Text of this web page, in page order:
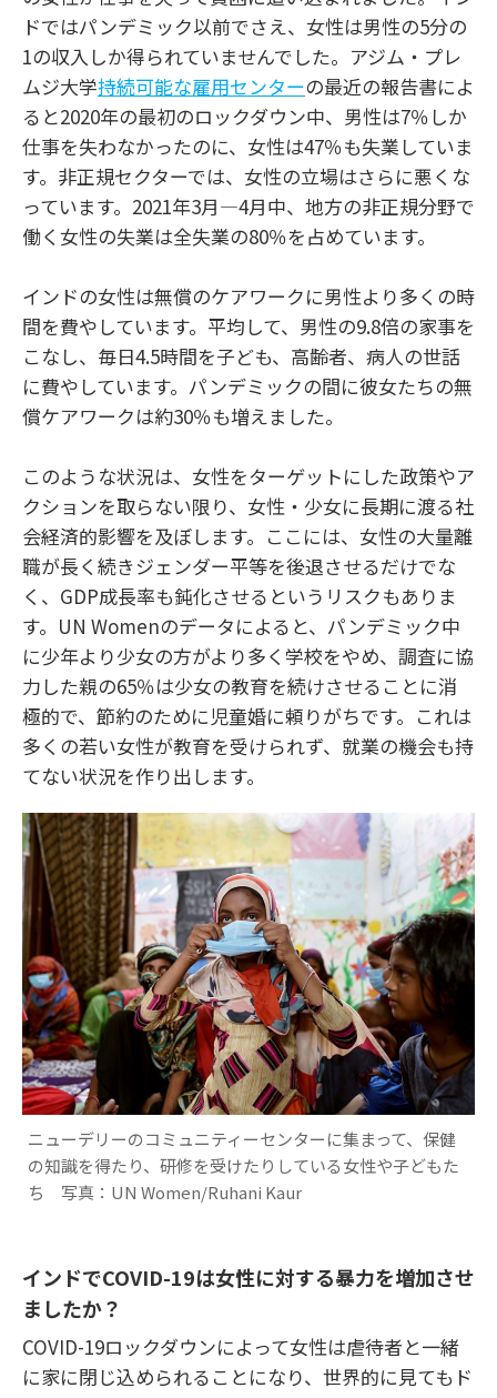
ドではパンデミック以前でさえ、女性は男性の5分の
1の収入しか得られていませんでした。アジム・プレ
ムジ大学持続可能な雇用センターの最近の報告書によ
ると2020年の最初のロックダウン中、男性は7％しか
仕事を失わなかったのに、女性は47％も失業していま
す。非正規セクターでは、女性の立場はさらに悪くな
っています。2021年3月―4月中、地方の非正規分野で
働く女性の失業は全失業の80％を占めています。
インドの女性は無償のケアワークに男性より多くの時
間を費やしています。平均して、男性の9.8倍の家事を
こなし、毎日4.5時間を子ども、高齢者、病人の世話
に費やしています。パンデミックの間に彼女たちの無
償ケアワークは約30％も増えました。
このような状況は、女性をターゲットにした政策やア
クションを取らない限り、女性・少女に長期に渡る社
会経済的影響を及ぼします。ここには、女性の大量離
職が長く続きジェンダー平等を後退させるだけでな
く、GDP成長率も鈍化させるというリスクもありま
す。UN Womenのデータによると、パンデミック中
に少年より少女の方がより多く学校をやめ、調査に協
力した親の65％は少女の教育を続けさせることに消
極的で、節約のために児童婚に頼りがちです。これは
多くの若い女性が教育を受けられず、就業の機会も持
てない状況を作り出します。
ニューデリーのコミュニティーセンターに集まって、保健
の知識を得たり、研修を受けたりしている女性や子どもた
ち 写真：UN Women/Ruhani Kaur
インドでCOVID-19は女性に対する暴力を増加させ
ましたか？
COVID-19ロックダウンによって女性は虐待者と一緒
に家に閉じ込められることになり、世界的に見てもド